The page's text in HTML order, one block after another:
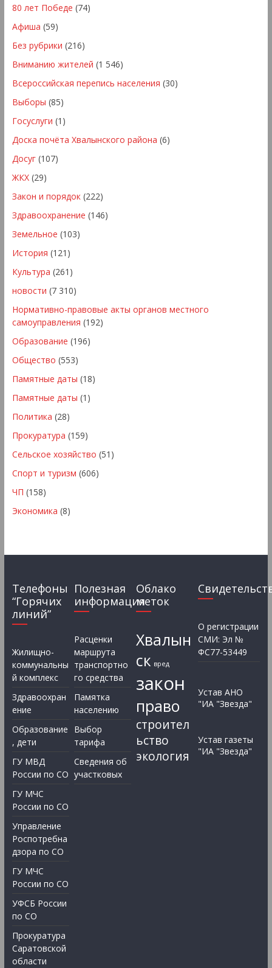
80 лет Победе (74)
Афиша (59)
Без рубрики (216)
Вниманию жителей (1 546)
Всероссийская перепись населения (30)
Выборы (85)
Госуслуги (1)
Доска почёта Хвалынского района (6)
Досуг(107)
ЖКХ(29)
Закон и порядок(222)
Здравоохранение (146)
Земельное (103)
История (121)
Культура (261)
новости (7 310)
Нормативно-правовые акты органов местного
самоуправления (192)
Образование (196)
Общество (553)
Памятные даты (18)
Памятные даты (1)
Политика (28)
Прокуратура (159)
Сельское хозяйство (51)
Спорт и туризм (606)
ЧП (158)
Экономика (8)
Телефоны
“Горячих
линий”
Жилищно-
коммунальны
й комплекс
Здравоохран
ение
Образование
, дети
ГУ МВД
России по СО
ГУ МЧС
России по СО
Управление
Роспотребна
дзора по СО
ГУ МЧС
России по СО
УФСБ России
по СО
Прокуратура
Саратовской
области
Полезная
информация
Расценки
маршрута
транспортно
го средства
Памятка
населению
Выбор
тарифа
Сведения об
участковых
Облако
меток
Хвалын
ск вред
закон
право
строител
ьство
экология
О регистрации
СМИ: Эл №
ФС77-53449
Устав АНО
"ИА "Звезда"
Устав газеты
"ИА "Звезда"